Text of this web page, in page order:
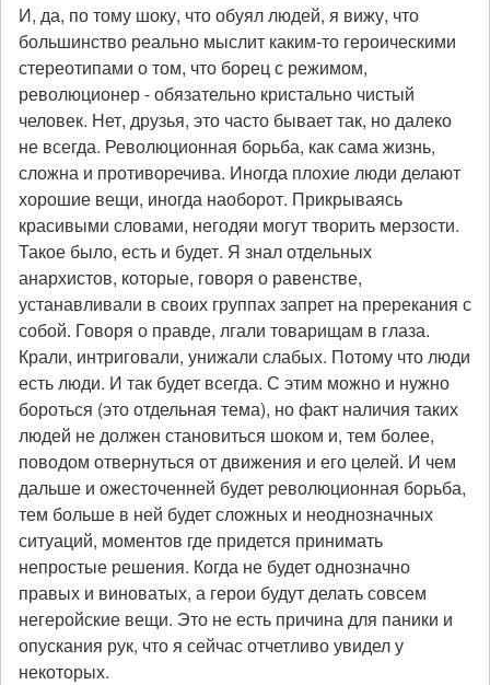
И, да, по тому шоку, что обуял людей, я вижу, что
большинство реально мыслит каким-то героическими
стереотипами о том, что борец с режимом,
революционер - обязательно кристально чистый
человек. Нет, друзья, это часто бывает так, но далеко
не всегда. Революционная борьба, как сама жизнь,
сложна и противоречива. Иногда плохие люди делают
хорошие вещи, иногда наоборот. Прикрываясь
красивыми словами, негодяи могут творить мерзости.
Такое было, есть и будет. Я знал отдельных
анархистов, которые, говоря о равенстве,
устанавливали в своих группах запрет на пререкания с
собой. Говоря о правде, лгали товарищам в глаза.
Крали, интриговали, унижали слабых. Потому что люди
есть люди. И так будет всегда. С этим можно и нужно
бороться (это отдельная тема), но факт наличия таких
людей не должен становиться шоком и, тем более,
поводом отвернуться от движения и его целей. И чем
дальше и ожесточенней будет революционная борьба,
тем больше в ней будет сложных и неоднозначных
ситуаций, моментов где придется принимать
непростые решения. Когда не будет однозначно
правых и виноватых, а герои будут делать совсем
негеройские вещи. Это не есть причина для паники и
опускания рук, что я сейчас отчетливо увидел у
некоторых.